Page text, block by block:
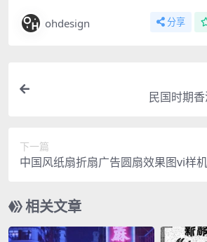
ohdesign 分享
民国时期
下一篇
中国风纸扇折扇广告圆扇效果图vi样
相关文章